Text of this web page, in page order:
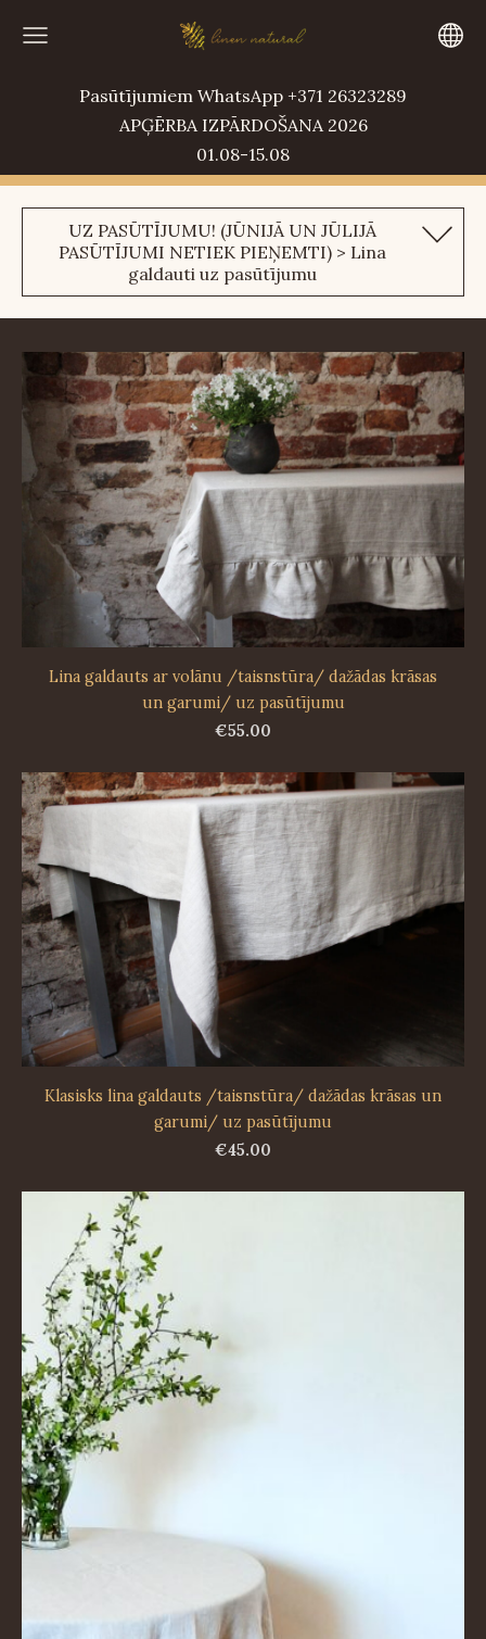
Pasūtījumiem WhatsApp +371 26323289
APĢĒRBA IZPĀRDOŠANA 2026
01.08-15.08
UZ PASŪTĪJUMU! (JŪNIJĀ UN JŪLIJĀ
PASŪTĪJUMI NETIEK PIEŅEMTI) > Lina
galdauti uz pasūtījumu
Lina galdauts ar volānu /taisnstūra/ dažādas krāsas
un garumi/ uz pasūtījumu
€55.00
Klasisks lina galdauts /taisnstūra/ dažādas krāsas un
garumi/ uz pasūtījumu
€45.00